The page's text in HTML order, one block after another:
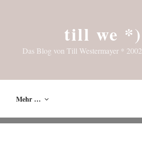
till we *)
Das Blog von Till Westermayer * 2002
Mehr …